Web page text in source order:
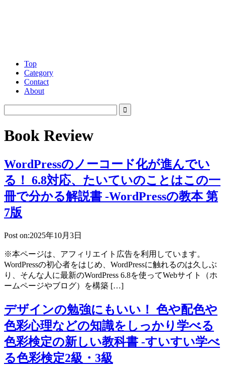
Top
Category
Contact
About
Book Review
WordPressのノーコード化が進んでい
る！ 6.8対応、たいていのことはこの一
冊で分かる解説書 -WordPressの教本 第
7版
Post on:2025年10月3日
※本ページは、アフィリエイト広告を利用しています。
WordPressの初心者をはじめ、WordPressに触れるのは久しぶ
り、そんな人に最新のWordPress 6.8を使ってWebサイト（ホ
ームページやブログ）を構築 […]
デザインの勉強にもいい！ 色や配色や
色彩心理などの知識をしっかり学べる
色彩検定の新しい教科書 -すいすい学べ
る色彩検定2級・3級